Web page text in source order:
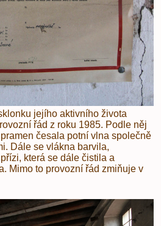
jejího aktivního života
řád z roku 1985. Podle něj
česala potní vlna společně
Dále se vlákna barvila,
která se dále čistila a
Mimo to provozní řád zmiňuje v